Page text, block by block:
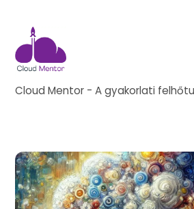
content
Cloud Mentor - A gyakorlati